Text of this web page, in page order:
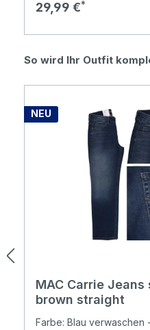
Regulärer Preis:
29,99 €
Produktgalerie
So wird Ihr Outfit
NEU
MAC Carrie
brown straight
Farbe: Blau verwaschen